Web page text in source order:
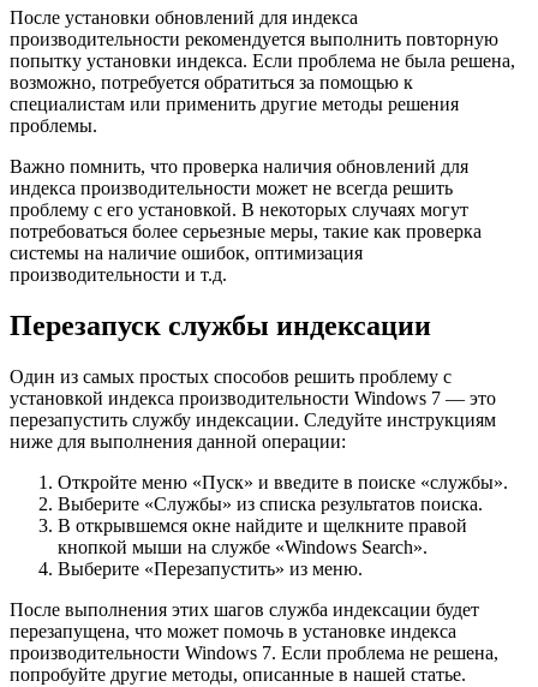
После установки обновлений для индекса
производительности рекомендуется выполнить повторную
попытку установки индекса. Если проблема не была решена,
возможно, потребуется обратиться за помощью к
специалистам или применить другие методы решения
проблемы.
Важно помнить, что проверка наличия обновлений для
индекса производительности может не всегда решить
проблему с его установкой. В некоторых случаях могут
потребоваться более серьезные меры, такие как проверка
системы на наличие ошибок, оптимизация
производительности и т.д.
Перезапуск службы индексации
Один из самых простых способов решить проблему с
установкой индекса производительности Windows 7 — это
перезапустить службу индексации. Следуйте инструкциям
ниже для выполнения данной операции:
Откройте меню «Пуск» и введите в поиске «службы».
Выберите «Службы» из списка результатов поиска.
В открывшемся окне найдите и щелкните правой
кнопкой мыши на службе «Windows Search».
Выберите «Перезапустить» из меню.
После выполнения этих шагов служба индексации будет
перезапущена, что может помочь в установке индекса
производительности Windows 7. Если проблема не решена,
попробуйте другие методы, описанные в нашей статье.